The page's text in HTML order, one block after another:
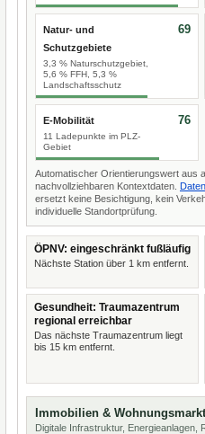
Natur- und
Schutzgebiete
3,3 % Naturschutzgebiet,
5,6 % FFH, 5,3 %
Landschaftsschutz
69
E-Mobilität
11 Ladepunkte im PLZ-
Gebiet
76
Automatischer Orientierungswert aus
nachvollziehbaren Kontextdaten.
ersetzt keine Besichtigung, kein
individuelle Standortprüfung.
ÖPNV: eingeschränkt fußläufig
Nächste Station über 1 km entfernt.
Gesundheit: Traumazentrum
regional erreichbar
Das nächste Traumazentrum liegt
bis 15 km entfernt.
Immobilien & Wohnungsmarkt
Digitale Infrastruktur, Energieanlagen,